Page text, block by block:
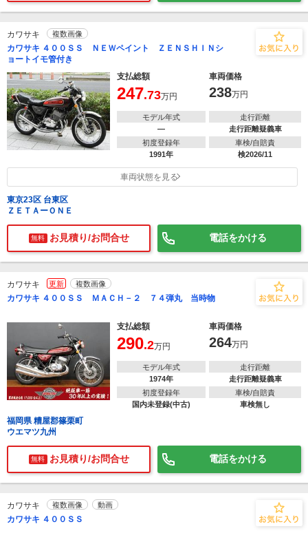
カワサキ 複数画像
カワサキ ４００ＳＳ ＮＥＷペイント ＺＥＮＳＨＩＮシ
ョートイモ管付き
支払総額
車両価格
247.73万円 238万円
モデル年式
―
走行距離
走行距離疑義車
初度登録年
1991年
車検/自賠責
検2026/11
車両状態を見る
東京23区 台東区
ＺＥＴＡーＯＮＥ
無料 お見積り/お問合せ 電話をかける
カワサキ 更新 複数画像
カワサキ ４００ＳＳ ＭＡＣＨ－２ ７４弾丸 当時物
支払総額 車両価格
290.2万円 264万円
モデル年式
1974年
走行距離
走行距離疑義車
初度登録年
国内未登録(中古)
車検/自賠責
車検無し
福岡県 糟屋郡篠栗町
ウエマツ九州
無料 お見積り/お問合せ 電話をかける
カワサキ 複数画像 動画
カワサキ ４００ＳＳ